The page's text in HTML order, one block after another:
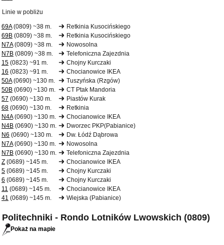
Linie w pobliżu
69A(0809) ~38 m.
Retkinia Kusocińskiego
69B (0809) ~38 m.
Retkinia Kusocińskiego
N7A(0809) ~38 m.
Nowosolna
N7B (0809) ~38 m.
Telefoniczna Zajezdnia
15 (0823) ~91 m.
Chojny Kurczaki
16 (0823) ~91 m.
Chocianowice IKEA
50A(0690) ~130 m.
Tuszyńska (Rzgów)
50B (0690) ~130 m.
CT Ptak Mandoria
57 (0690) ~130 m.
Piastów Kurak
68 (0690) ~130 m.
Retkinia
N4A(0690) ~130 m.
Chocianowice IKEA
N4B (0690) ~130 m.
Dworzec PKP(Pabianice)
N6 (0690) ~130 m.
Dw. Łódź Dąbrowa
N7A(0690) ~130 m.
Nowosolna
N7B (0690) ~130 m.
Telefoniczna Zajezdnia
Z (0689) ~145 m.
Chocianowice IKEA
5 (0689) ~145 m.
Chojny Kurczaki
6 (0689) ~145 m.
Chojny Kurczaki
11 (0689) ~145 m.
Chocianowice IKEA
41 (0689) ~145 m. Wiejska (Pabianice)
Politechniki - Rondo Lotników Lwowskich (0809)
Pokaż na mapie